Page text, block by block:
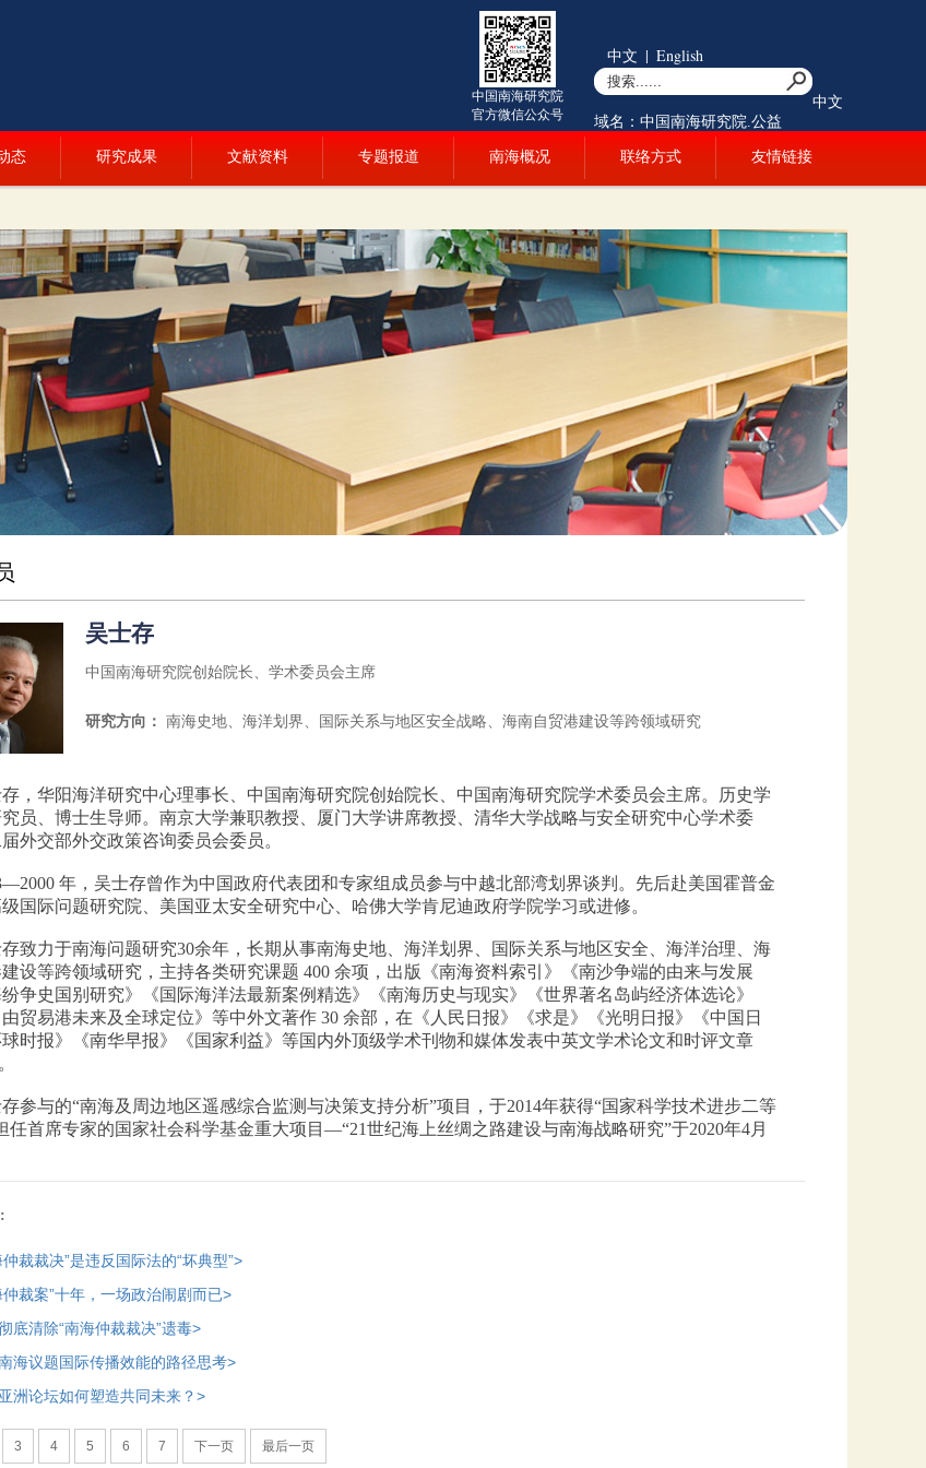
中国南海研究院
官方微信公众号
中文 | English
中文
域名：中国南海研究院.公益
态 研究成果 文献资料 专题报道 南海概况 联络方式 友情链接
吴士存
中国南海研究院创始院长、学术委员会主席
研究方向： 南海史地、海洋划界、国际关系与地区安全战略、海南自贸港建设等跨领域研究
，华阳海洋研究中心理事长、中国南海研究院创始院长、中国南海研究院学术委员会主席。历史学
员、博士生导师。南京大学兼职教授、厦门大学讲席教授、清华大学战略与安全研究中心学术委
外交部外交政策咨询委员会委员。
年，吴士存曾作为中国政府代表团和专家组成员参与中越北部湾划界谈判。先后赴美国霍普金
国际问题研究院、美国亚太安全研究中心、哈佛大学肯尼迪政府学院学习或进修。
致力于南海问题研究30余年，长期从事南海史地、海洋划界、国际关系与地区安全、海洋治理、海
设等跨领域研究，主持各类研究课题 400 余项，出版《南海资料索引》《南沙争端的由来与发展
争史国别研究》《国际海洋法最新案例精选》《南海历史与现实》《世界著名岛屿经济体选论》
由贸易港未来及全球定位》等中外文著作 30 余部，在《人民日报》《求是》《光明日报》《中国日
时报》《南华早报》《国家利益》等国内外顶级学术刊物和媒体发表中英文学术论文和时评文章
参与的“南海及周边地区遥感综合监测与决策支持分析”项目，于2014年获得“国家科学技术进步二等
任首席专家的国家社会科学基金重大项目—“21世纪海上丝绸之路建设与南海战略研究”于2020年4月
裁裁决”是违反国际法的“坏典型”>
仲裁案”十年，一场政治闹剧而已>
底清除“南海仲裁裁决”遗毒>
海议题国际传播效能的路径思考>
洲论坛如何塑造共同未来？>
3 4 5 6 7 下一页 最后一页